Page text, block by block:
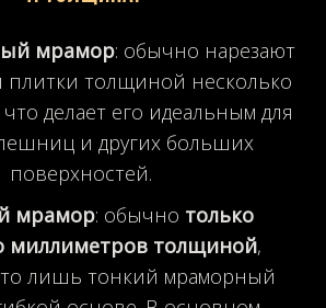
мрамор: обычно нарезают
плитки толщиной несколько
делает его идеальным для
и других больших
поверхностей.
мрамор: обычно только
миллиметров толщиной,
лишь тонкий мраморный